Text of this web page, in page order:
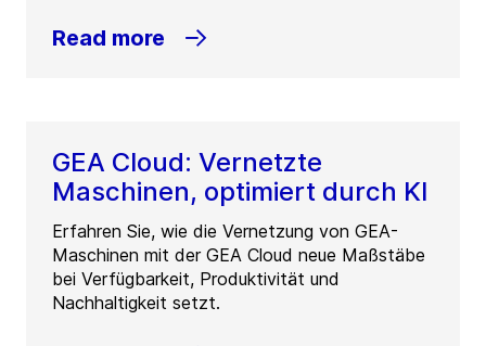
Read more
GEA Cloud: Vernetzte
Maschinen, optimiert durch KI
Erfahren Sie, wie die Vernetzung von GEA-
Maschinen mit der GEA Cloud neue Maßstäbe
bei Verfügbarkeit, Produktivität und
Nachhaltigkeit setzt.